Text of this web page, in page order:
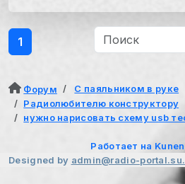
1
Форум
С паяльником в руке
Радиолюбителю конструктору
нужно нарисовать схему usb
Работает на
Designed by admin@radio-portal.su.